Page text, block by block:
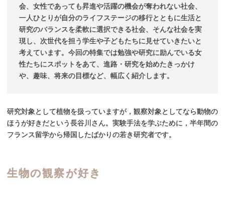
会、女性であっても昇進や活躍の機会が奪われない社会、
一人ひとりが自分のライフステージの移行とともに生活と
研究のバランスを柔軟に選択できる社会、そんな社会を実
現し、次世代を担う学生や子どもたちに見せていきたいと
考えています。今回の特集では勉強や研究に励んでいる女
性たちにスポットをあて、進路・研究を始めたきっかけ
や、趣味、将来の目標など、幅広く紹介します。
研究対象として植物を扱っていますが，観察対象としてなら動物の
ほうが好きだという長谷川さん。実験手法を学ぶために，半年間の
フランス留学から帰国したばかりの若き研究者です。
生物の観察が好き